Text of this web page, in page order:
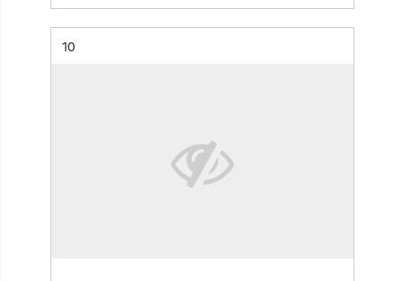
Résultat n°
10